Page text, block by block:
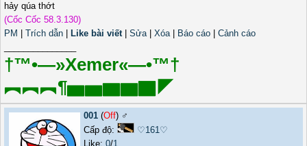
hảy qúa thớt
(Cốc Cốc 58.3.130)
PM
Trích dẫn Like bài viết| Sửa| Xóa| Báo cáo
Cảnh cáo
†™•—»Xemer«—•™†
︻︻︻¶▅▅▆▆▇◤
001(Off) ♂️
Cấp độ:
♡161♡
Like: 0/1